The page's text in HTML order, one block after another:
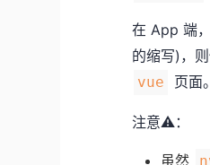
在 App 端
的缩写)，
vue 页面。
注意⚠️：
虽然